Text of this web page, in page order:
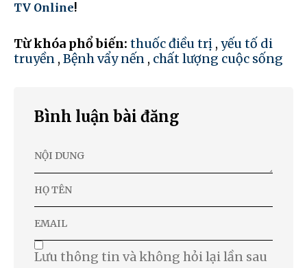
TV Online!
Từ khóa phổ biến: thuốc điều trị , yếu tố di
truyền , Bệnh vẩy nến , chất lượng cuộc sống
Bình luận bài đăng
Lưu thông tin và không hỏi lại lần sau